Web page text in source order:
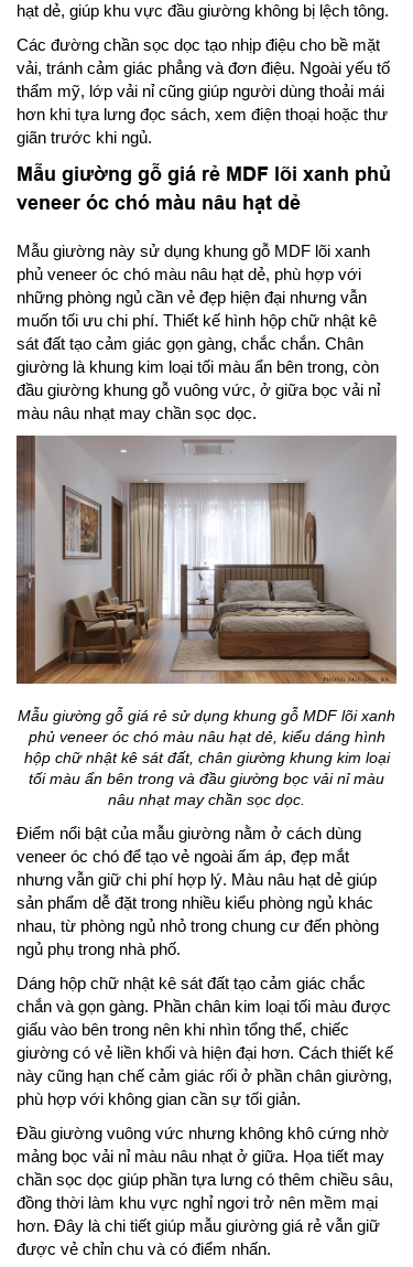
hạt dẻ, giúp khu vực đầu giường không bị lệch tông.
Các đường chần sọc dọc tạo nhịp điệu cho bề mặt
vải, tránh cảm giác phẳng và đơn điệu. Ngoài yếu tố
thẩm mỹ, lớp vải nỉ cũng giúp người dùng thoải mái
hơn khi tựa lưng đọc sách, xem điện thoại hoặc thư
giãn trước khi ngủ.
Mẫu giường gỗ giá rẻ MDF lõi xanh phủ
veneer óc chó màu nâu hạt dẻ
Mẫu giường này sử dụng khung gỗ MDF lõi xanh
phủ veneer óc chó màu nâu hạt dẻ, phù hợp với
những phòng ngủ cần vẻ đẹp hiện đại nhưng vẫn
muốn tối ưu chi phí. Thiết kế hình hộp chữ nhật kê
sát đất tạo cảm giác gọn gàng, chắc chắn. Chân
giường là khung kim loại tối màu ẩn bên trong, còn
đầu giường khung gỗ vuông vức, ở giữa bọc vải nỉ
màu nâu nhạt may chần sọc dọc.
Mẫu giường gỗ giá rẻ sử dụng khung gỗ MDF lõi xanh
phủ veneer óc chó màu nâu hạt dẻ, kiểu dáng hình
hộp chữ nhật kê sát đất, chân giường khung kim loại
tối màu ẩn bên trong và đầu giường bọc vải nỉ màu
nâu nhạt may chần sọc dọc.
Điểm nổi bật của mẫu giường nằm ở cách dùng
veneer óc chó để tạo vẻ ngoài ấm áp, đẹp mắt
nhưng vẫn giữ chi phí hợp lý. Màu nâu hạt dẻ giúp
sản phẩm dễ đặt trong nhiều kiểu phòng ngủ khác
nhau, từ phòng ngủ nhỏ trong chung cư đến phòng
ngủ phụ trong nhà phố.
Dáng hộp chữ nhật kê sát đất tạo cảm giác chắc
chắn và gọn gàng. Phần chân kim loại tối màu được
giấu vào bên trong nên khi nhìn tổng thể, chiếc
giường có vẻ liền khối và hiện đại hơn. Cách thiết kế
này cũng hạn chế cảm giác rối ở phần chân giường,
phù hợp với không gian cần sự tối giản.
Đầu giường vuông vức nhưng không khô cứng nhờ
mảng bọc vải nỉ màu nâu nhạt ở giữa. Họa tiết may
chần sọc dọc giúp phần tựa lưng có thêm chiều sâu,
đồng thời làm khu vực nghỉ ngơi trở nên mềm mại
hơn. Đây là chi tiết giúp mẫu giường giá rẻ vẫn giữ
được vẻ chỉn chu và có điểm nhấn.